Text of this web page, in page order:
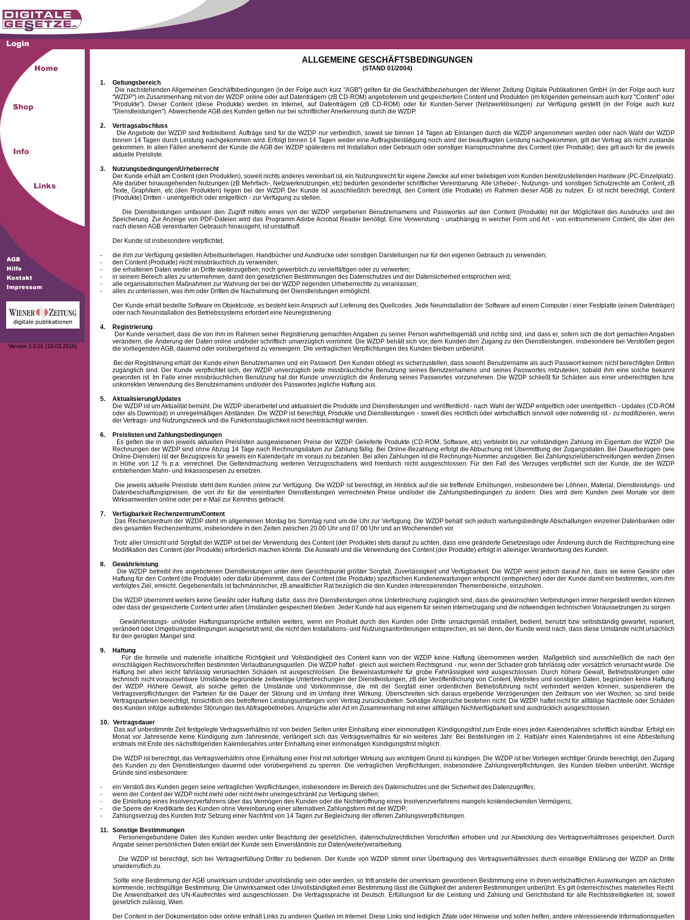
Version 3.0.01 (18.03.2018)
ALLGEMEINE GESCHÄFTSBEDINGUNGEN
(STAND 01/2004)
1.
Geltungsbereich
Die nachstehenden Allgemeinen Geschäftsbedingungen (in der Folge auch kurz "AGB") gelten für die Geschäftsbeziehungen der Wiener Zeitung Digitale Publikationen GmbH (in der Folge auch kurz
"WZDP") im Zusammenhang mit von der WZDP online oder auf Datenträgern (zB CD-ROM) angebotenem und gespeichertem Content und Produkten (im folgenden gemeinsam auch kurz "Content" oder
"Produkte"). Dieser Content (diese Produkte) werden im Internet, auf Datenträgern (zB CD-ROM) oder für Kunden-Server (Netzwerklösungen) zur Verfügung gestellt (in der Folge auch kurz
"Dienstleistungen"). Abweichende AGB des Kunden gelten nur bei schriftlicher Anerkennung durch die WZDP.
2.
Vertragsabschluss
Die Angebote der WZDP sind freibleibend. Aufträge sind für die WZDP nur verbindlich, soweit sie binnen 14 Tagen ab Einlangen durch die WZDP angenommen werden oder nach Wahl der WZDP
binnen 14 Tagen durch Leistung nachgekommen wird. Erfolgt binnen 14 Tagen weder eine Auftragsbestätigung noch wird der beauftragten Leistung nachgekommen, gilt der Vertrag als nicht zustande
gekommen. In allen Fällen anerkennt der Kunde die AGB der WZDP spätestens mit Installation oder Gebrauch oder sonstiger Inanspruchnahme des Content (der Produkte); dies gilt auch für die jeweils
aktuelle Preisliste.
3.
Nutzungsbedingungen/Urheberrecht
Der Kunde erhält am Content (den Produkten), soweit nichts anderes vereinbart ist, ein Nutzungsrecht für eigene Zwecke auf einer beliebigen vom Kunden bereitzustellenden Hardware (PC-Einzelplatz).
Alle darüber hinausgehenden Nutzungen (zB Mehrfach-, Netzwerknutzungen, etc) bedürfen gesonderter schriftlicher Vereinbarung. Alle Urheber-, Nutzungs- und sonstigen Schutzrechte am Content, zB
Texte, Graphiken, etc (den Produkten) liegen bei der WZDP. Der Kunde ist ausschließlich berechtigt, den Content (die Produkte) im Rahmen dieser AGB zu nutzen. Er ist nicht berechtigt, Content
(Produkte) Dritten - unentgeltlich oder entgeltlich - zur Verfügung zu stellen.
Die Dienstleistungen umfassen den Zugriff mittels eines von der WZDP vergebenen Benutzernamens und Passwortes auf den Content (Produkte) mit der Möglichkeit des Ausdrucks und der
Speicherung. Zur Anzeige von PDF-Dateien wird das Programm Adobe Acrobat Reader benötigt. Eine Verwendung - unabhängig in welcher Form und Art - von entnommenem Content, die über den
nach diesen AGB vereinbarten Gebrauch hinausgeht, ist unstatthaft.
Der Kunde ist insbesondere verpflichtet,
-
die ihm zur Verfügung gestellten Arbeitsunterlagen, Handbücher und Ausdrucke oder sonstigen Darstellungen nur für den eigenen Gebrauch zu verwenden;
-
den Content (Produkte) nicht missbräuchlich zu verwenden;
-
die erhaltenen Daten weder an Dritte weiterzugeben, noch gewerblich zu vervielfältigen oder zu verwerten;
-
in seinem Bereich alles zu unternehmen, damit den gesetzlichen Bestimmungen des Datenschutzes und der Datensicherheit entsprochen wird;
-
alle organisatorischen Maßnahmen zur Wahrung der bei der WZDP liegenden Urheberrechte zu veranlassen;
-
alles zu unterlassen, was ihm oder Dritten die Nachahmung der Dienstleistungen ermöglicht.
Der Kunde erhält bestellte Software im Objektcode, es besteht kein Anspruch auf Lieferung des Quellcodes. Jede Neuinstallation der Software auf einem Computer / einer Festplatte (einem Datenträger)
oder nach Neuinstallation des Betriebssystems erfordert eine Neuregistrierung.
4.
Registrierung
Der Kunde versichert, dass die von ihm im Rahmen seiner Registrierung gemachten Angaben zu seiner Person wahrheitsgemäß und richtig sind, und dass er, sofern sich die dort gemachten Angaben
verändern, die Änderung der Daten online und/oder schriftlich unverzüglich vornimmt. Die WZDP behält sich vor, dem Kunden den Zugang zu den Dienstleistungen, insbesondere bei Verstößen gegen
die vorliegenden AGB, dauernd oder vorübergehend zu verweigern. Die vertraglichen Verpflichtungen des Kunden bleiben unberührt.
Bei der Registrierung erhält der Kunde einen Benutzernamenund ein Passwort. Den Kunden obliegt es sicherzustellen, dass sowohl Benutzername als auch Passwort keinem nicht berechtigten Dritten
zugänglich sind. Der Kunde verpflichtet sich, der WZDP unverzüglich jede missbräuchliche Benutzung seines Benutzernamens und seines Passwortes mitzuteilen, sobald ihm eine solche bekannt
geworden ist. Im Falle einer missbräuchlichen Benutzung hat der Kunde unverzüglich die Änderung seines Passwortes vorzunehmen. Die WZDP schließt für Schäden aus einer unberechtigten bzw.
unkorrekten Verwendung des Benutzernamens und/oder des Passwortes jegliche Haftung aus.
5.
Aktualisierung/Updates
Die WZDP ist um Aktualität bemüht. Die WZDP überarbeitet und aktualisiert die Produkte und Dienstleistungen und veröffentlicht - nach Wahl der WZDP entgeltlich oder unentgeltlich - Updates (CD-ROM
oder als Download) in unregelmäßigen Abständen. Die WZDP ist berechtigt, Produkte und Dienstleistungen - soweit dies rechtlich oder wirtschaftlich sinnvoll oder notwendig ist - zu modifizieren, wenn
der Vertrags- und Nutzungszweck und die Funktionstauglichkeit nicht beeinträchtigt werden.
6.
Preislisten und Zahlungsbedingungen
Es gelten die in den jeweils aktuellen Preislisten ausgewiesenen Preise der WZDP. Gelieferte Produkte (CD-ROM, Software, etc) verbleibt bis zur vollständigen Zahlung im Eigentum der WZDP. Die
Rechnungen der WZDP sind ohne Abzug 14 Tage nach Rechnungsdatum zur Zahlung fällig. Bei Online-Bezahlung erfolgt die Abbuchung mit Übermittlung der Zugangsdaten. Bei Dauerbezügen (wie
Online-Diensten) ist der Bezugspreis für jeweils ein Kalenderjahr im voraus zu bezahlen. Bei allen Zahlungen ist die Rechnungs-Nummer anzugeben. Bei Zahlungszielüberschreitungen werden Zinsen
in Höhe von 12 % p.a. verrechnet. Die Geltendmachung weiteren Verzugsschadens wird hierdurch nicht ausgeschlossen. Für den Fall des Verzuges verpflichtet sich der Kunde, die der WZDP
entstehenden Mahn- und Inkassospesen zu ersetzen.
Die jeweils aktuelle Preisliste steht dem Kunden online zur Verfügung. Die WZDP ist berechtigt, im Hinblick auf die sie treffende Erhöhungen, insbesondere bei Löhnen, Material, Dienstleistungs- und
Datenbeschaffungspreisen, die von ihr für die vereinbarten Dienstleistungen verrechneten Preise und/oder die Zahlungsbedingungen zu ändern. Dies wird dem Kunden zwei Monate vor dem
Wirksamwerden online oder per e-Mail zur Kenntnis gebracht.
7.
Verfügbarkeit Rechenzentrum/Content
Das Rechenzentrum der WZDP steht im allgemeinen Montag bis Sonntag rund um die Uhr zur Verfügung. Die WZDP behält sich jedoch wartungsbedingte Abschaltungen einzelner Datenbanken oder
des gesamten Rechenzentrums, insbesondere in den Zeiten zwischen 20.00 Uhr und 07.00 Uhr und an Wochenenden vor.
Trotz aller Umsicht und Sorgfalt der WZDP ist bei der Verwendung des Content (der Produkte) stets darauf zu achten, dass eine geänderte Gesetzeslage oder Änderung durch die Rechtsprechung eine
Modifikation des Content (der Produkte) erforderlich machen könnte. Die Auswahl und die Verwendung des Content (der Produkte) erfolgt in alleiniger Verantwortung des Kunden.
8.
Gewährleistung
Die WZDP betreibt ihre angebotenen Dienstleistungen unter dem Gesichtspunkt größter Sorgfalt, Zuverlässigkeit und Verfügbarkeit. Die WZDP weist jedoch darauf hin, dass sie keine Gewähr oder
Haftung für den Content (die Produkte) oder dafür übernimmt, dass der Content (die Produkte) spezifischen Kundenerwartungen entspricht (entsprechen) oder der Kunde damit ein bestimmtes, vom ihm
verfolgtes Ziel, erreicht. Gegebenenfalls ist fachmännischer, zB anwaltlicher Rat bezüglich die den Kunden interessierenden Themenbereiche, einzuholen.
Die WZDP übernimmt weiters keine Gewähr oder Haftung dafür, dass ihre Dienstleistungen ohne Unterbrechung zugänglich sind, dass die gewünschten Verbindungen immer hergestellt werden können
oder dass der gespeicherte Content unter allen Umständen gespeichert bleiben. Jeder Kunde hat aus eigenem für seinen Internetzugang und die notwendigen technischen Voraussetzungen zu sorgen.
Gewährleistungs- und/oder Haftungsansprüche entfallen weiters, wenn ein Produkt durch den Kunden oder Dritte unsachgemäß installiert, bedient, benutzt bzw selbstständig gewartet, repariert,
verändert oder Umgebungsbedingungen ausgesetzt wird, die nicht den Installations- und Nutzungsanforderungen entsprechen, es sei denn, der Kunde weist nach, dass diese Umstände nicht ursächlich
für den gerügten Mangel sind.
9.
Haftung
Für die formelle und materielle inhaltliche Richtigkeit und Vollständigkeit des Content kann von der WZDP keine Haftung übernommen werden. Maßgeblich sind ausschließlich die nach den
einschlägigen Rechtsvorschriften bestimmten Verlautbarungsquellen. Die WZDP haftet - gleich aus welchem Rechtsgrund - nur, wenn der Schaden grob fahrlässig oder vorsätzlich verursacht wurde. Die
Haftung bei allen leicht fahrlässig verursachten Schäden ist ausgeschlossen. Die Beweislastumkehr für grobe Fahrlässigkeit wird ausgeschlossen. Durch höhere Gewalt, Betriebsstörungen oder
technisch nicht voraussehbare Umstände begründete zeitweilige Unterbrechungen der Dienstleistungen, zB der Veröffentlichung von Content, Websites und sonstigen Daten, begründen keine Haftung
der WZDP. Höhere Gewalt, als solche gelten die Umstände und Vorkommnisse, die mit der Sorgfalt einer ordentlichen Betriebsführung nicht verhindert werden können, suspendieren die
Vertragsverpflichtungen der Parteien für die Dauer der Störung und im Umfang ihrer Wirkung. Überschreiten sich daraus ergebende Verzögerungen den Zeitraum von vier Wochen, so sind beide
Vertragsparteien berechtigt, hinsichtlich des betroffenen Leistungsumfanges vom Vertrag zurückzutreten. Sonstige Ansprüche bestehen nicht. Die WZDP haftet nicht für allfällige Nachteile oder Schäden
des Kunden infolge auftretender Störungen des Abfragebetriebes. Ansprüche aller Art im Zusammenhang mit einer allfälligen Nichtverfügbarkeit sind ausdrücklich ausgeschlossen.
10. Vertragsdauer
Das auf unbestimmte Zeit festgelegte Vertragsverhältnis ist von beiden Seiten unter Einhaltung einer einmonatigen Kündigungsfrist zum Ende eines jeden Kalenderjahres schriftlich kündbar. Erfolgt ein
Monat vor Jahresende keine Kündigung zum Jahresende, verlängert sich das Vertragsverhältnis für ein weiteres Jahr. Bei Bestellungen im 2. Halbjahr eines Kalenderjahres ist eine Abbestellung
erstmals mit Ende des nächstfolgenden Kalenderjahres unter Einhaltung einer einmonatigen Kündigungsfrist möglich.
Die WZDP ist berechtigt, das Vertragsverhältnis ohne Einhaltung einer Frist mit sofortiger Wirkung aus wichtigem Grund zu kündigen. Die WZDP ist bei Vorliegen wichtiger Gründe berechtigt, den Zugang
des Kunden zu den Dienstleistungen dauernd oder vorübergehend zu sperren. Die vertraglichen Verpflichtungen, insbesondere Zahlungsverpflichtungen, des Kunden bleiben unberührt. Wichtige
Gründe sind insbesondere:
-
ein Verstoß des Kunden gegen seine vertraglichen Verpflichtungen, insbesondere im Bereich des Datenschutzes und der Sicherheit des Datenzugriffes;
-
wenn der Content der WZDP nicht mehr oder nicht mehr uneingeschränkt zur Verfügung stehen;
-
die Einleitung eines Insolvenzverfahrens über das Vermögen des Kunden oder die Nichteröffnung eines Insolvenzverfahrens mangels kostendeckenden Vermögens;
-
die Sperre der Kreditkarte des Kunden ohne Vereinbarung einer alternativen Zahlungsform mit der WZDP;
-
Zahlungsverzug des Kunden trotz Setzung einer Nachfrist von 14 Tagen zur Begleichung der offenen Zahlungsverpflichtungen.
11. Sonstige Bestimmungen
Personengebundene Daten des Kunden werden unter Beachtung der gesetzlichen, datenschutzrechtlichen Vorschriften erhoben und zur Abwicklung des Vertragsverhältnisses gespeichert. Durch
Angabe seiner persönlichen Daten erklärt der Kunde sein Einverständnis zur Daten(weiter)verarbeitung.
Die WZDP ist berechtigt, sich bei Vertragserfüllung Dritter zu bedienen. Der Kunde von WZDP stimmt einer Übertragung des Vertragsverhältnisses durch einseitige Erklärung der WZDP an Dritte
unwiderruflich zu.
Sollte eine Bestimmung der AGB unwirksam und/oder unvollständig sein oder werden, so tritt anstelle der unwirksam gewordenen Bestimmung eine in ihren wirtschaftlichen Auswirkungen am nächsten
kommende, rechtsgültige Bestimmung. Die Unwirksamkeit oder Unvollständigkeit einer Bestimmung lässt die Gültigkeit der anderen Bestimmungen unberührt. Es gilt österreichisches materielles Recht.
Die Anwendbarkeit des UN-Kaufrechtes wird ausgeschlossen. Die Vertragssprache ist Deutsch. Erfüllungsort für die Leistung und Zahlungund Gerichtsstand für alle Rechtsstreitigkeiten ist, soweit
gesetzlich zulässig, Wien.
Der Content in der Dokumentation oder online enthält Links zu anderen Quellen im Internet. Diese Links sind lediglich Zitate oder Hinweise und sollen helfen, andere interessierende Informationsquellen